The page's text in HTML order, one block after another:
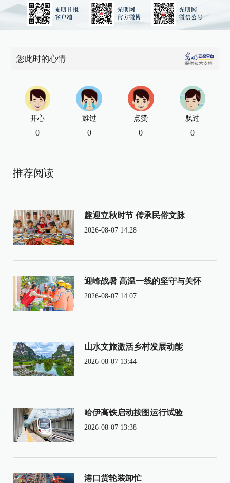
您此时的心情
开心
0
难过
0
点赞
0
飘过
0
推荐阅读
趣迎立秋时节 传承民俗文脉
2026-08-07 14:28
迎峰战暑 高温一线的坚守与关怀
2026-08-07 14:07
山水文旅激活乡村发展动能
2026-08-07 13:44
哈伊高铁启动按图运行试验
2026-08-07 13:38
港口货轮装卸忙